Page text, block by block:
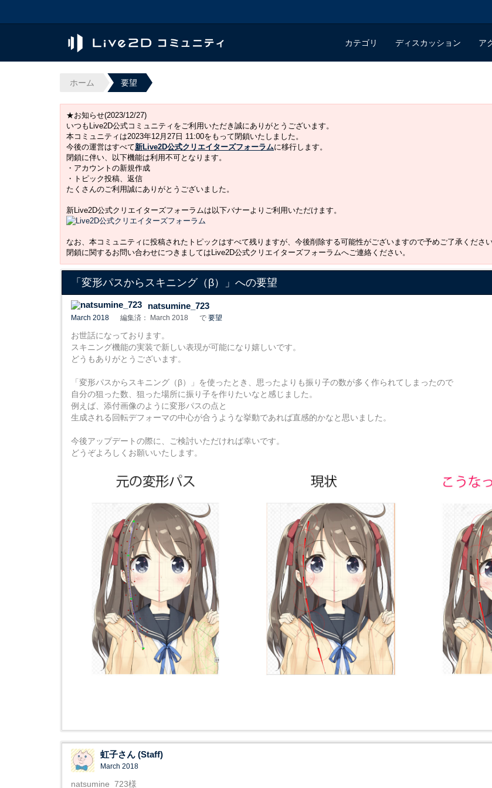
カテゴリ ディスカッション ア
ホーム 要望
★お知らせ(2023/12/27)
いつもLive2D公式コミュニティをご利用いただき誠にありがとうございます。
本コミュニティは2023年12月27日 11:00をもって閉鎖いたしました。
今後の運営はすべて新Live2D公式クリエイターズフォーラムに移行します。
閉鎖に伴い、以下機能は利用不可となります。
・アカウントの新規作成
・トピック投稿、返信
たくさんのご利用誠にありがとうございました。
新Live2D公式クリエイターズフォーラムは以下バナーよりご利用いただけます。
なお、本コミュニティに投稿されたトピックはすべて残りますが、今後削除する可能性がございますので予めご了承ください
閉鎖に関するお問い合わせにつきましてはLive2D公式クリエイターズフォーラムへご連絡ください。
「変形パスからスキニング（β）」への要望
natsumine_723
March 2018 編集済： March 2018 で 要望
お世話になっております。
スキニング機能の実装で新しい表現が可能になり嬉しいです。
どうもありがとうございます。
「変形パスからスキニング（β）」を使ったとき、思ったよりも振り子の数が多く作られてしまったので
自分の狙った数、狙った場所に振り子を作りたいなと感じました。
例えば、添付画像のように変形パスの点と
生成される回転デフォーマの中心が合うような挙動であれば直感的かなと思いました。
今後アップデートの際に、ご検討いただければ幸いです。
どうぞよろしくお願いいたします。
虹子さん (Staff)
March 2018
natsumine_723様